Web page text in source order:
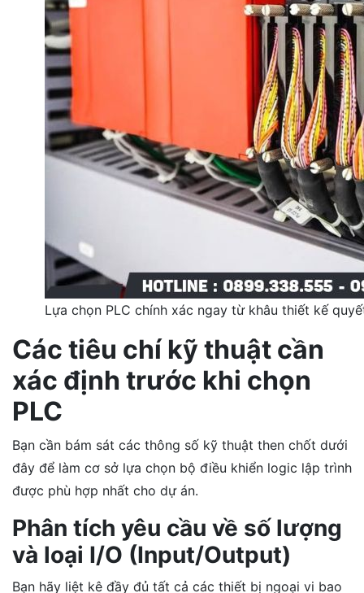
Lựa chọn PLC chính xác ngay từ khâu thiết kế
Các tiêu chí kỹ thuật cần
xác định trước khi chọn
PLC
Bạn cần bám sát các thông số kỹ thuật then chốt dưới
đây để làm cơ sở lựa chọn bộ điều khiển logic lập trình
được phù hợp nhất cho dự án.
Phân tích yêu cầu về số lượng
và loại I/O (Input/Output)
Bạn hãy liệt kê đầy đủ tất cả các thiết bị ngoại vi bao